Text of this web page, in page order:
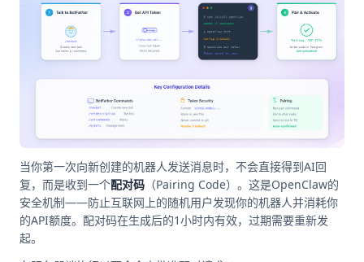
当你第一次向新创建的机器人发送消息时，不会直接得到AI回
复，而是收到一个配对码 （Pairing Code）。这是OpenClaw的
安全机制——防止互联网上的随机用户发现你的机器人并消耗你
的API额度。配对码在生成后的1小时内有效，过期需要重新发
起。